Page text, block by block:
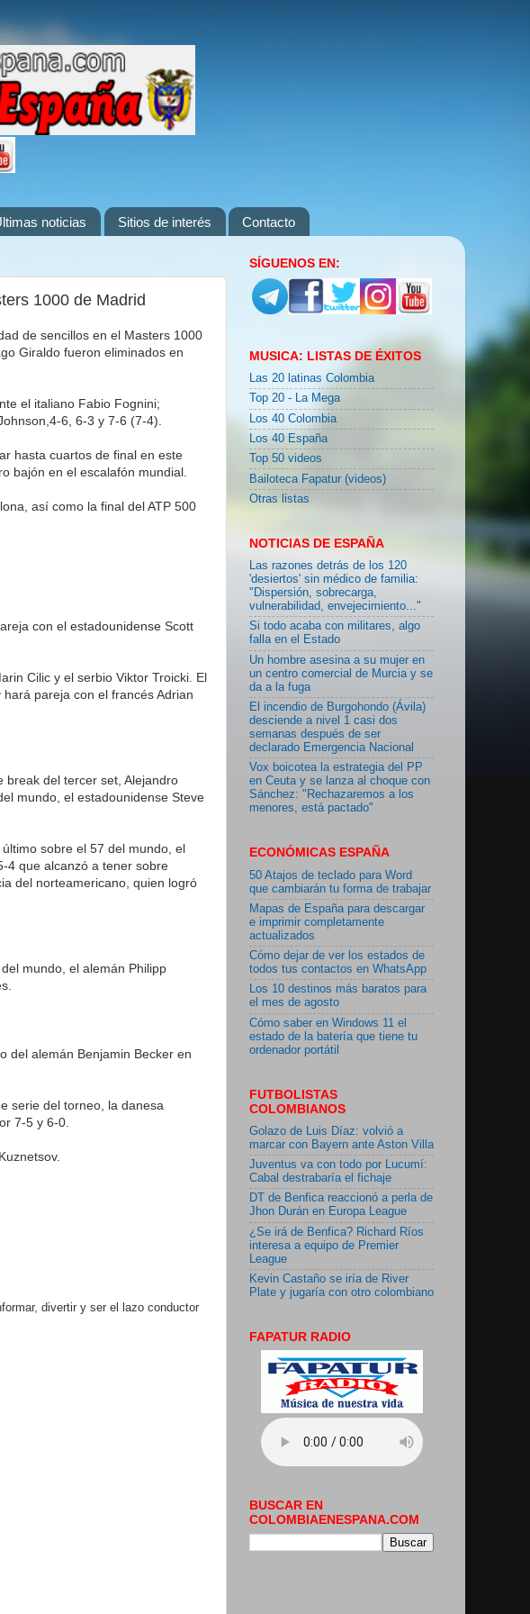
noticias Sitios de interés Contacto
1000 de Madrid
de sencillos en el Masters 1000
Giraldo fueron eliminados en
el italiano Fabio Fognini;
6, 6-3 y 7-6 (7-4).
hasta cuartos de final en este
bajón en el escalafón mundial.
así como la final del ATP 500
con el estadounidense Scott
Cilic y el serbio Viktor Troicki. El
pareja con el francés Adrian
break del tercer set, Alejandro
mundo, el estadounidense Steve
sobre el 57 del mundo, el
4 que alcanzó a tener sobre
del norteamericano, quien logró
mundo, el alemán Philipp
del alemán Benjamin Becker en
serie del torneo, la danesa
7-5 y 6-0.
divertir y ser el lazo conductor
SÍGUENOS EN:
MUSICA: LISTAS DE ÉXITOS
Las 20 latinas Colombia
Top 20 - La Mega
Los 40 Colombia
Los 40 España
Top 50 videos
Bailoteca Fapatur (videos)
Otras listas
NOTICIAS DE ESPAÑA
Las razones detrás de los 120
'desiertos' sin médico de familia:
"Dispersión, sobrecarga,
vulnerabilidad, envejecimiento..."
Si todo acaba con militares, algo
falla en el Estado
Un hombre asesina a su mujer en
un centro comercial de Murcia y se
da a la fuga
El incendio de Burgohondo (Ávila)
desciende a nivel 1 casi dos
semanas después de ser
declarado Emergencia Nacional
Vox boicotea la estrategia del PP
en Ceuta y se lanza al choque con
Sánchez: "Rechazaremos a los
menores, está pactado"
ECONÓMICAS ESPAÑA
50 Atajos de teclado para Word
que cambiarán tu forma de trabajar
Mapas de España para descargar
e imprimir completamente
actualizados
Cómo dejar de ver los estados de
todos tus contactos en WhatsApp
Los 10 destinos más baratos para
el mes de agosto
Cómo saber en Windows 11 el
estado de la batería que tiene tu
ordenador portátil
FUTBOLISTAS
COLOMBIANOS
Golazo de Luis Díaz: volvió a
marcar con Bayern ante Aston Villa
Juventus va con todo por Lucumí:
Cabal destrabaría el fichaje
DT de Benfica reaccionó a perla de
Jhon Durán en Europa League
¿Se irá de Benfica? Richard Ríos
interesa a equipo de Premier
League
Kevin Castaño se iría de River
Plate y jugaría con otro colombiano
FAPATUR RADIO
BUSCAR EN
COLOMBIAENESPANA.COM